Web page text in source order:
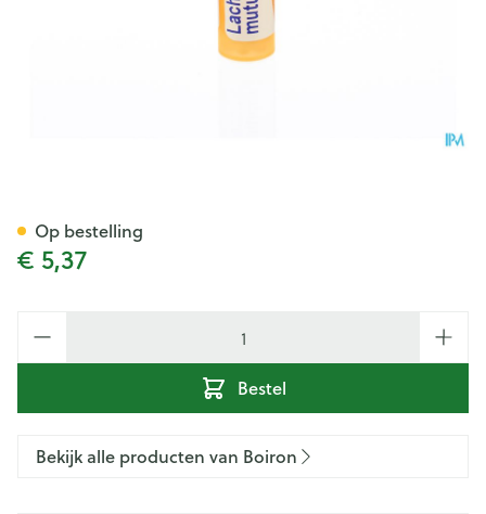
€ 5,37
Bestel
Op bestelling
Bekijk alle producten van Boiron